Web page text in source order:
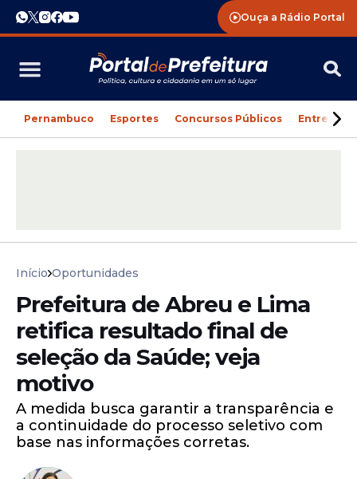
Ouça a Rádio Portal
Pernambuco Esportes Concursos Públicos
Início Oportunidades
Prefeitura de Abreu e Lima
retifica resultado final de
seleção da Saúde; veja
motivo
A medida busca garantir a transparência e
a continuidade do processo seletivo com
base nas informações corretas.